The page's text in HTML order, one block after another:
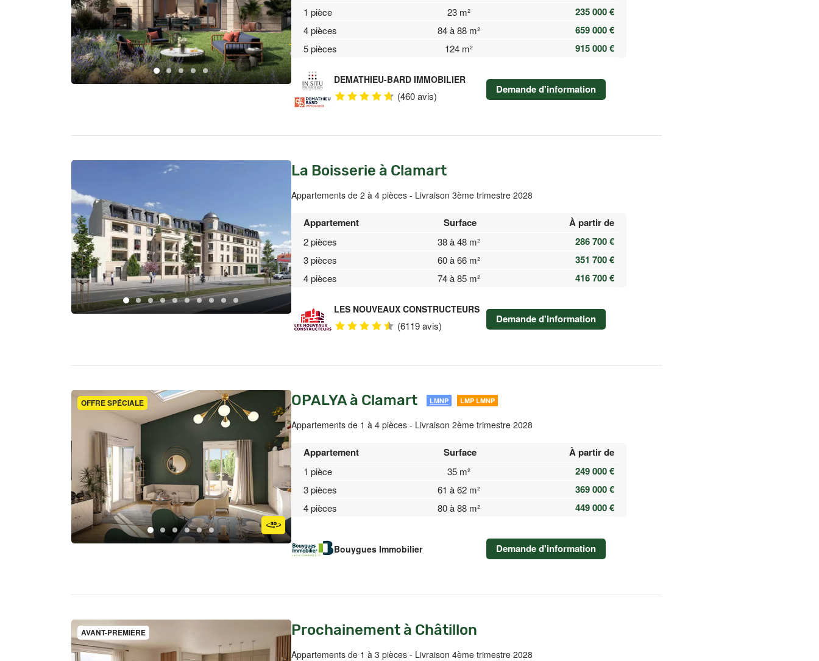
1 pièce 23 m² 235 000 €
4 pièces 84 à 88 m² 659 000 €
5 pièces 124 m² 915 000 €
DEMATHIEU-BARD IMMOBILIER
(460 avis) Demande d'information
La Boisserie à Clamart
Appartements de 2 à 4 pièces - Livraison 3ème trimestre 2028
Appartement Surface À partir de
2 pièces 38 à 48 m² 286 700 €
3 pièces 60 à 66 m² 351 700 €
4 pièces 74 à 85 m² 416 700 €
LES NOUVEAUX CONSTRUCTEURS
(6119 avis) Demande d'information
OFFRE SPÉCIALE OPALYA à Clamart LMNP LMP LMNP
Appartements de 1 à 4 pièces - Livraison 2ème trimestre 2028
Appartement Surface À partir de
1 pièce 35 m² 249 000 €
3 pièces 61 à 62 m² 369 000 €
4 pièces 80 à 88 m² 449 000 €
Bouygues Immobilier Demande d'information
AVANT-PREMIÈRE Prochainement à Châtillon
Appartements de 1 à 3 pièces - Livraison 4ème trimestre 2028